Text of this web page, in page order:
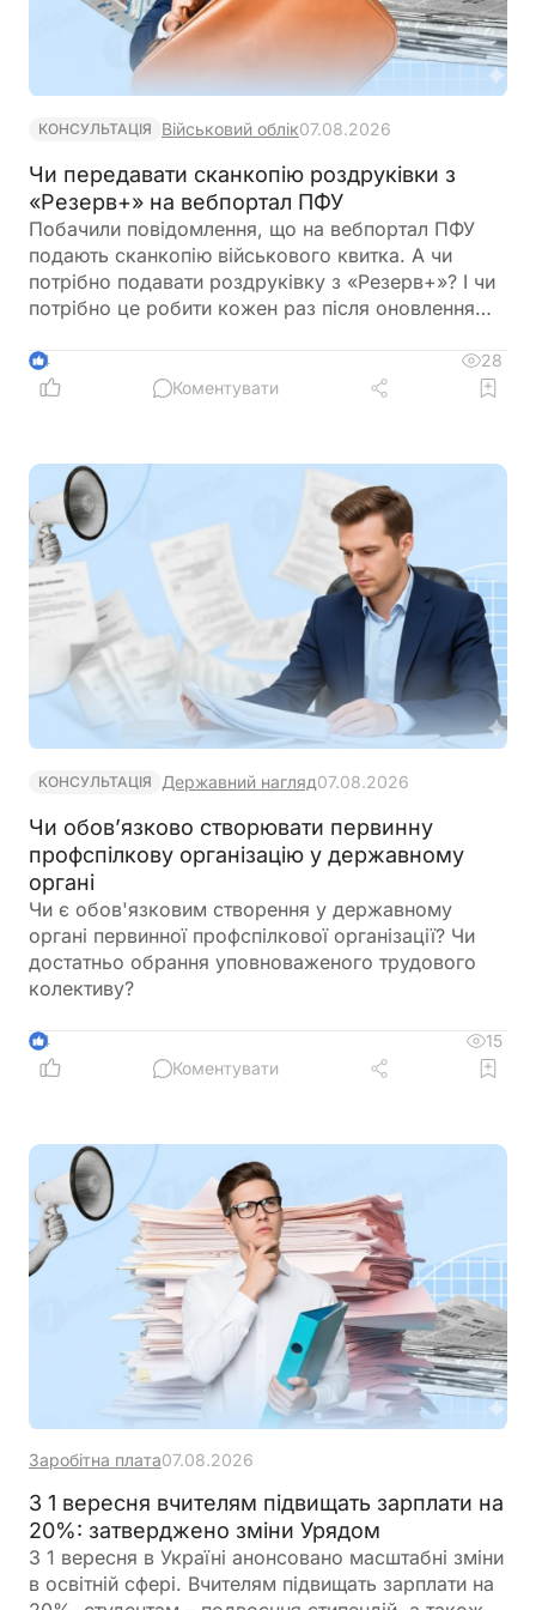
КОНСУЛЬТАЦІЯ Військовий облік07.08.2026
Чи передавати сканкопію роздруківки з
«Резерв+» на вебпортал ПФУ
Побачили повідомлення, що на вебпортал ПФУ
подають сканкопію військового квитка. А чи
потрібно подавати роздруківку з «Резерв+»? І чи
потрібно це робити кожен раз після оновлення
4
28
Коментувати
КОНСУЛЬТАЦІЯ Державний нагляд07.08.2026
Чи обов’язково створювати первинну
профспілкову організацію у державному
органі
Чи є обов'язковим створення у державному
органі первинної профспілкової організації? Чи
достатньо обрання уповноваженого трудового
колективу?
4
15
Коментувати
Заробітна плата07.08.2026
З 1 вересня вчителям підвищать зарплати на
20%: затверджено зміни Урядом
З 1 вересня в Україні анонсовано масштабні зміни
в освітній сфері. Вчителям підвищать зарплати на